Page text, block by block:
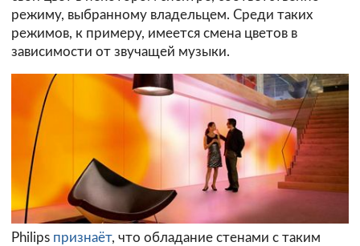
режиму, выбранному владельцем. Среди таких
режимов, к примеру, имеется смена цветов в
зависимости от звучащей музыки.
Philips признаёт, что обладание стенами с таким